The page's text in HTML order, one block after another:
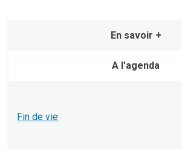
En savoir +
A l'agenda
Fin de vie